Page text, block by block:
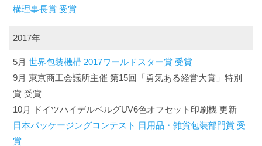
構理事長賞 受賞
2017年
5月 世界包装機構 2017ワールドスター賞 受賞
9月 東京商工会議所主催 第15回「勇気ある経営大賞」特別
賞 受賞
10月 ドイツハイデルベルグUV6色オフセット印刷機 更新
日本パッケージングコンテスト 日用品・雑貨包装部門賞 受
賞